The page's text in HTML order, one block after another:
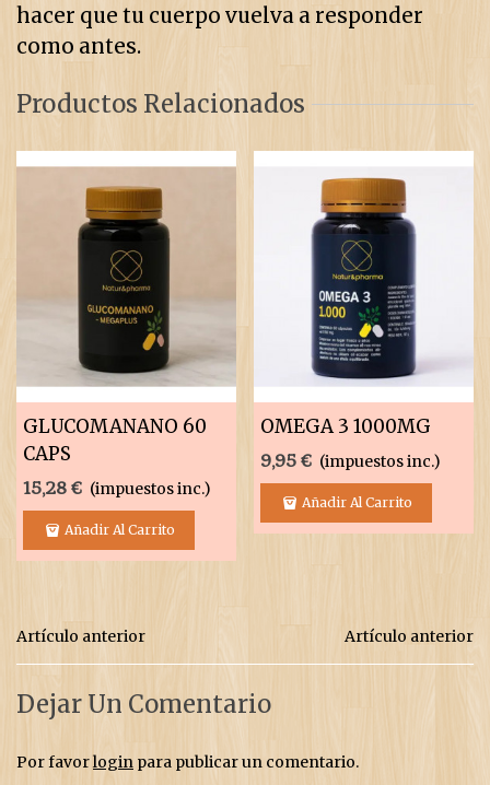
hacer que tu cuerpo vuelva a responder
como antes.
Productos Relacionados
GLUCOMANANO 60
CAPS
15,28 € (impuestos inc.)
Añadir Al Carrito
OMEGA 3 1000MG
9,95 € (impuestos inc.)
Añadir Al Carrito
Artículo anterior Artículo anterior
Dejar Un Comentario
Por favorlogin para publicar un comentario.